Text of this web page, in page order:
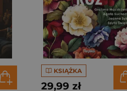
KSIĄŻKA
29,99 zł